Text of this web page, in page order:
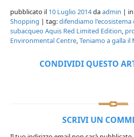
pubblicato il 10 Luglio 2014daadmin | in
Shopping | tag:difendiamo l'ecosistema
subacqueo Aquis Red Limited Edition
Environmental Centre Teniamo a galla il
CONDIVIDI QUESTO
SCRIVI UN